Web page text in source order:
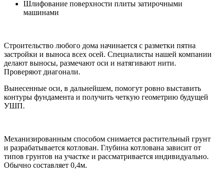
Шлифование поверхности плиты затирочными
машинами
Строительство любого дома начинается с разметки пятна
застройки и выноса всех осей. Специалисты нашей компании
делают выносы, размечают оси и натягивают нити.
Проверяют диагонали.
Вынесенные оси, в дальнейшем, помогут ровно выставить
контуры фундамента и получить четкую геометрию будущей
УШП.
Механизированным способом снимается растительный грунт
и разрабатывается котлован. Глубина котлована зависит от
типов грунтов на участке и рассматривается индивидуально.
Обычно составляет 0,4м.